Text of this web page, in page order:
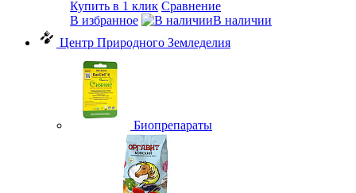
Купить в 1 клик Сравнение
В избранное
В наличии
Центр Природного Земледелия
Биопрепараты